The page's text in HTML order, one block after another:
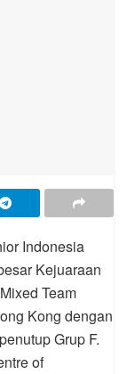
Indonesia
Kejuaraan
Team
Kong dengan
Grup F.
of